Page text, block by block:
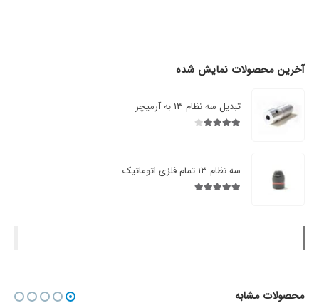
آخرین محصولات نمایش شده
تبدیل سه نظام 13 به آرمیچر
سه نظام 13 تمام فلزی اتوماتیک
محصولات مشابه